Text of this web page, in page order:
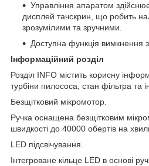
Управління апаратом
дисплей тачскрин, що робить
зрозумілими та зручними.
Доступна функція вимкнення
Інформаційний розділ
Розділ INFO містить корисну
турбіни пилососа, стан фільтра та
Безщітковий мікромотор.
Ручка оснащена безщітковим
швидкості до 40000 обертів на
LED підсвічування.
Інтегроване кільце LED в основі